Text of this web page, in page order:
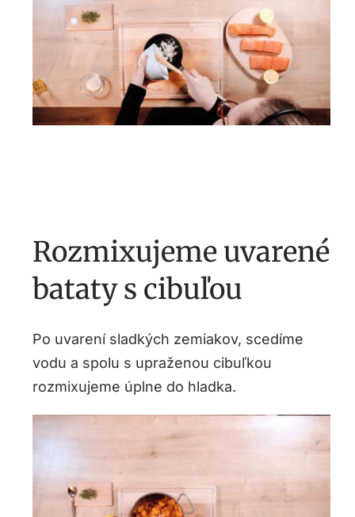
Rozmixujeme uvarené
bataty s cibuľou
Po uvarení sladkých zemiakov, scedíme
vodu a spolu s upraženou cibuľkou
rozmixujeme úplne do hladka.